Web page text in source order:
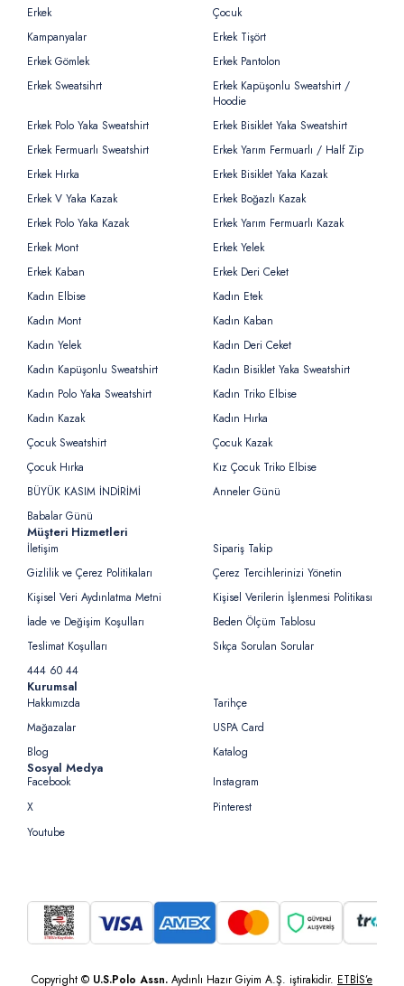
Erkek
Çocuk
Kampanyalar
Erkek Tişört
Erkek Gömlek
Erkek Pantolon
Erkek Sweatsihrt
Erkek Kapüşonlu Sweatshirt /
Hoodie
Erkek Polo Yaka Sweatshirt
Erkek Bisiklet Yaka Sweatshirt
Erkek Fermuarlı Sweatshirt
Erkek Yarım Fermuarlı / Half Zip
Erkek Hırka
Erkek Bisiklet Yaka Kazak
Erkek V Yaka Kazak
Erkek Boğazlı Kazak
Erkek Polo Yaka Kazak
Erkek Yarım Fermuarlı Kazak
Erkek Mont
Erkek Yelek
Erkek Kaban
Erkek Deri Ceket
Kadın Elbise
Kadın Etek
Kadın Mont
Kadın Kaban
Kadın Yelek
Kadın Deri Ceket
Kadın Kapüşonlu Sweatshirt
Kadın Bisiklet Yaka Sweatshirt
Kadın Polo Yaka Sweatshirt
Kadın Triko Elbise
Kadın Kazak
Kadın Hırka
Çocuk Sweatshirt
Çocuk Kazak
Çocuk Hırka
Kız Çocuk Triko Elbise
BÜYÜK KASIM İNDİRİMİ
Anneler Günü
Babalar Günü
Müşteri Hizmetleri
İletişim
Sipariş Takip
Gizlilik ve Çerez Politikaları
Çerez Tercihlerinizi Yönetin
Kişisel Veri Aydınlatma Metni
Kişisel Verilerin İşlenmesi Politikası
İade ve Değişim Koşulları
Beden Ölçüm Tablosu
Teslimat Koşulları
Sıkça Sorulan Sorular
444 60 44
Kurumsal
Hakkımızda
Tarihçe
Mağazalar
USPA Card
Blog
Katalog
Sosyal Medya
Facebook
Instagram
X
Pinterest
Youtube
Copyright © U.S.Polo Assn. Aydınlı Hazır Giyim A.Ş. iştirakidir. ETBİS’e